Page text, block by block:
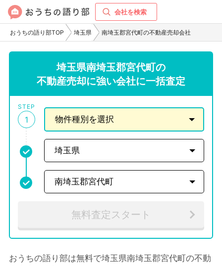
会社を検索
おうちの語り部TOP 埼玉県 南埼玉郡宮代町の不動産売却会社
埼玉県南埼玉郡宮代町の
不動産売却に強い会社に一括査定
STEP
1
無料査定スタート
おうちの語り部は無料で埼玉県南埼玉郡宮代町の不動